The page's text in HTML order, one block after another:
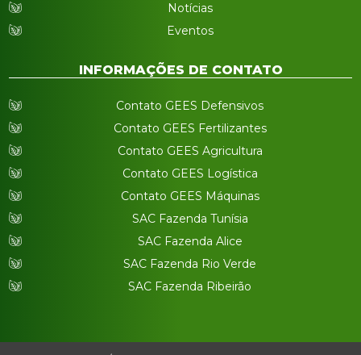
Notícias
Eventos
INFORMAÇÕES DE CONTATO
Contato GEES Defensivos
Contato GEES Fertilizantes
Contato GEES Agricultura
Contato GEES Logística
Contato GEES Máquinas
SAC Fazenda Tunísia
SAC Fazenda Alice
SAC Fazenda Rio Verde
SAC Fazenda Ribeirão